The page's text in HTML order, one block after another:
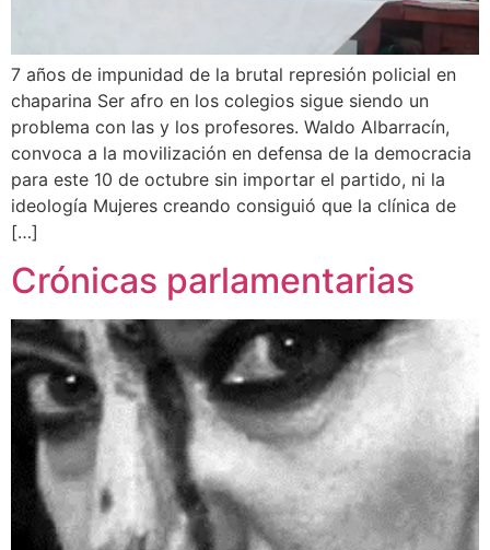
7 años de impunidad de la brutal represión policial en
chaparina Ser afro en los colegios sigue siendo un
problema con las y los profesores. Waldo Albarracín,
convoca a la movilización en defensa de la democracia
para este 10 de octubre sin importar el partido, ni la
ideología Mujeres creando consiguió que la clínica de
[…]
Crónicas parlamentarias